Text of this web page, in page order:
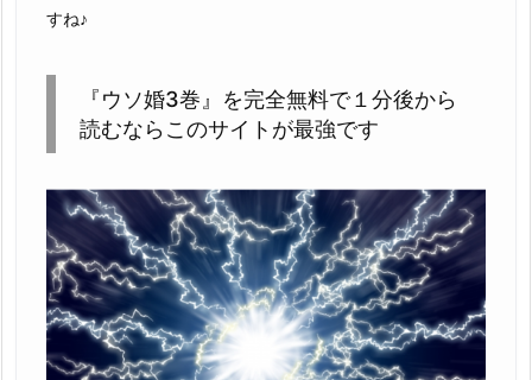
すね♪
『ウソ婚3巻』を完全無料で１分後から
読むならこのサイトが最強です